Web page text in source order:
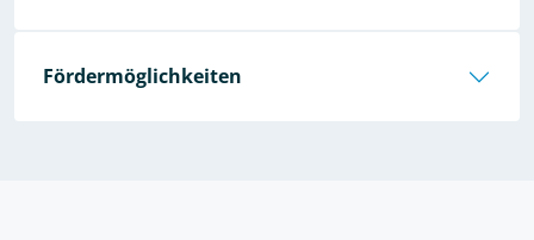
Fördermöglichkeiten